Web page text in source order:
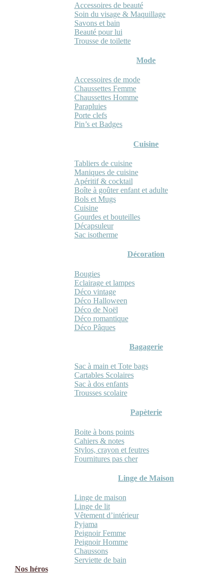
Accessoires de beauté
Soin du visage & Maquillage
Savons et bain
Beauté pour lui
Trousse de toilette
Mode
Accessoires de mode
Chaussettes Femme
Chaussettes Homme
Parapluies
Porte clefs
Pin’s et Badges
Cuisine
Tabliers de cuisine
Maniques de cuisine
Apéritif & cocktail
Boîte à goûter enfant et adulte
Bols et Mugs
Cuisine
Gourdes et bouteilles
Décapsuleur
Sac isotherme
Décoration
Bougies
Eclairage et lampes
Déco vintage
Déco Halloween
Déco de Noël
Déco romantique
Déco Pâques
Bagagerie
Sac à main et Tote bags
Cartables Scolaires
Sac à dos enfants
Trousses scolaire
Papèterie
Boite à bons points
Cahiers & notes
Stylos, crayon et feutres
Fournitures pas cher
Linge de Maison
Linge de maison
Linge de lit
Vêtement d’intérieur
Pyjama
Peignoir Femme
Peignoir Homme
Chaussons
Serviette de bain
Nos héros